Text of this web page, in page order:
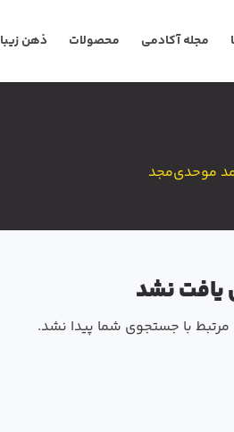
مجله آکادمی محصولات ذهن زیبا
یافت نشد
با جستجوی شما پیدا نشد.